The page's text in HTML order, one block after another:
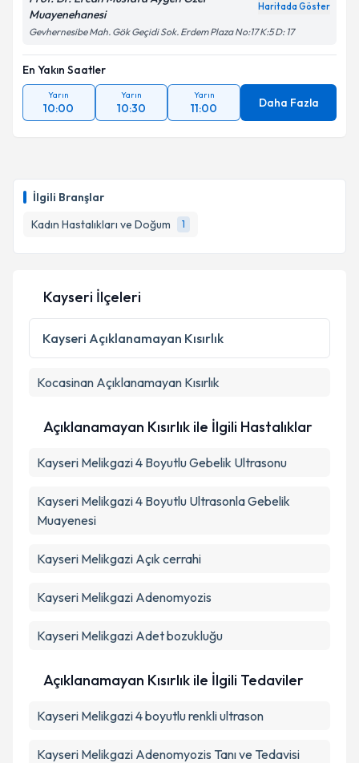
İlgili Branşlar
Kadın Hastalıkları ve Doğum
1
Muayenehanesi
Haritada Göster
Gevhernesibe Mah. Gök Geçidi Sok. Erdem Plaza No:17 K:5 D: 17
En Yakın Saatler
Yarın
10:00
Yarın
10:30
Yarın
11:00 Daha Fazla
Kayseri İlçeleri
Kayseri Açıklanamayan Kısırlık
Kocasinan Açıklanamayan Kısırlık
Açıklanamayan Kısırlık ile İlgili Hastalıklar
Kayseri Melikgazi 4 Boyutlu Gebelik Ultrasonu
Kayseri Melikgazi 4 Boyutlu Ultrasonla Gebelik
Muayenesi
Kayseri Melikgazi Açık cerrahi
Kayseri Melikgazi Adenomyozis
Kayseri Melikgazi Adet bozukluğu
Açıklanamayan Kısırlık ile İlgili Tedaviler
Kayseri Melikgazi 4 boyutlu renkli ultrason
Kayseri Melikgazi Adenomyozis Tanı ve Tedavisi